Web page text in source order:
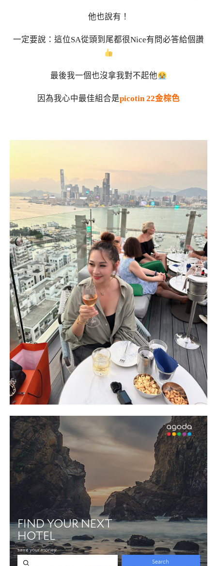
他也說有！
一定要說：這位SA從頭到尾都很Nice有問必答給個讚
最後我一個也沒拿我對不起他
因為我心中最佳組合是picotin 22金棕色